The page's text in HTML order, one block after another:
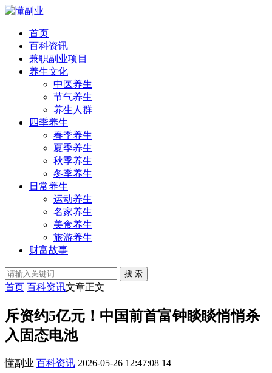
首页
百科资讯
兼职副业项目
养生文化
中医养生
节气养生
养生人群
四季养生
春季养生
夏季养生
秋季养生
冬季养生
日常养生
运动养生
名家养生
美食养生
旅游养生
财富故事
搜 索
首页 百科资讯文章正文
斥资约5亿元！中国前首富钟睒睒悄悄杀
入固态电池
懂副业 百科资讯 2026-05-26 12:47:08 14